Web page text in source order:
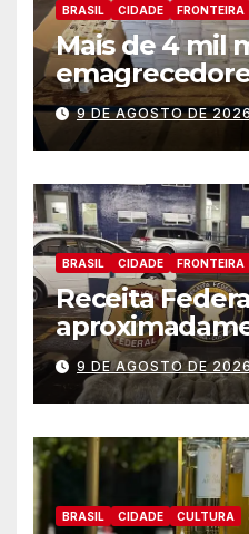
BRASIL CIDADE FRONTEIRA
Mais de 4 mil
apreendidos
Federal
9 DE AGOSTO DE 2026
BRASIL CIDADE FRONTEIRA
Receita
substância
capulho
9 DE AGOSTO DE
BRASIL CIDADE CULTURA